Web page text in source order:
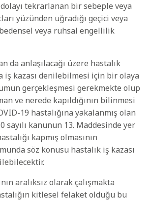
tekrarlanan bir sebeple veya
yüzünden uğradığı geçici veya
veya ruhsal engellilik
da anlaşılacağı üzere hastalık
iş kazası denilebilmesi için bir olaya
gerçekleşmesi gerekmekte olup
ve nerede kapıldığının bilinmesi
19 hastalığına yakalanmış olan
sayılı kanunun 13. Maddesinde yer
kapmış olmasının
söz konusu hastalık iş kazası
aralıksız olarak çalışmakta
kitlesel felaket olduğu bu